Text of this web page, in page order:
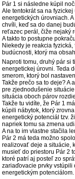
Pár 1 si následne kúpil
Ale tentokrát sa na
energetických úrovniach.
chvíli, keď sa do danej
reťazec perál, čiže nejaký
A takto to postupne
Niekedy je reakcia
budúcnosti, ktorý ma
Naproti tomu, druhý pár si
energetickej úrovni. Teda
smerom, ktorý bol
Takže prečo sa to deje? A
pre zjednodušenie
situácia oboch párov
Takže tu vidíte, že Pár 1
kúpili nábytok, ktorý
energetický potenciál tzv.
napriek tomu sa zmena
A na to im vlastne stačila
Pár 2 má teda možno
realizovať deje a situácie,
musieť do priestoru Pár 2
ktoré patrí aj posteľ zo
zariaďovacie prvky vstúpili
energetickým potenciálom.